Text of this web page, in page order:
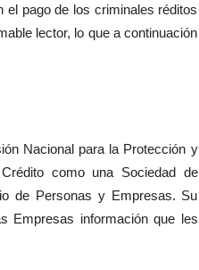
pago de los criminales réditos
lector, lo que a continuación
Nacional para la Protección y
como una Sociedad de
de Personas y Empresas. Su
Empresas información que les